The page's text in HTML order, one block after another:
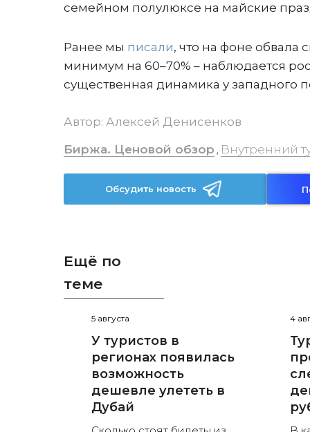
семейном полулюксе на майские
Ранее мы писали, что на фоне обвала
минимум на 60–70% – наблюдается
существенная динамика у западного
Автор: Алексей Денисенков
Биржа. Ценовой обзор , Внутренний
Обсудить новость
Ещё по
теме
5 августа
У туристов в
регионах появилась
возможность
дешевле улететь в
Дубай
4